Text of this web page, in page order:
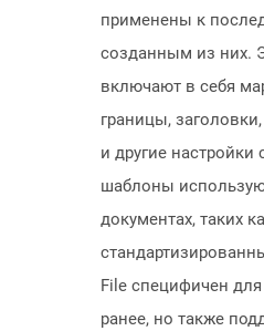
применены к
созданным из них.
включают в себя
границы,
и другие настройки
шаблоны
документах, таких
File специфичен
ранее, но также